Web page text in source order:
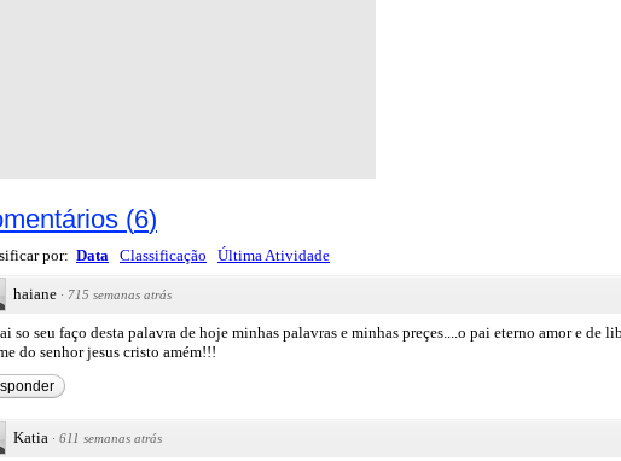
(6)
por: Data Classificação Última Atividade
haiane · 715 semanas atrás
so seu faço desta palavra de hoje minhas palavras e minhas preçes....o pai eterno amor e de
do senhor jesus cristo amém!!!
Katia · 611 semanas atrás